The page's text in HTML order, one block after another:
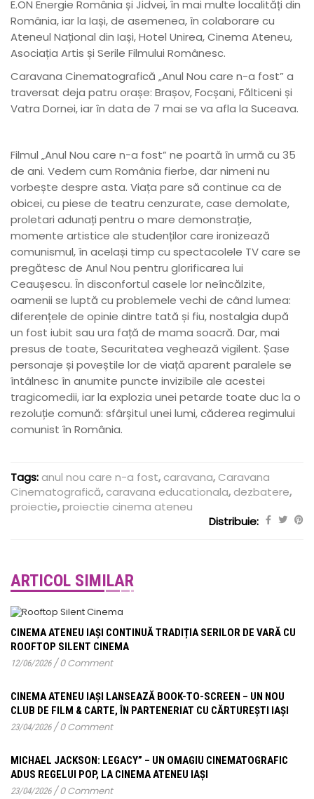
E.ON Energie România și Jidvei, în mai multe localități din
România, iar la Iași, de asemenea, în colaborare cu
Ateneul Național din Iași, Hotel Unirea, Cinema Ateneu,
Asociația Artis și Serile Filmului Românesc.
Caravana Cinematografică „Anul Nou care n-a fost” a
traversat deja patru orașe: Brașov, Focșani, Fălticeni și
Vatra Dornei, iar în data de 7 mai se va afla la Suceava.
Filmul „Anul Nou care n-a fost” ne poartă în urmă cu 35
de ani. Vedem cum România fierbe, dar nimeni nu
vorbește despre asta. Viața pare să continue ca de
obicei, cu piese de teatru cenzurate, case demolate,
proletari adunați pentru o mare demonstrație,
momente artistice ale studenților care ironizează
comunismul, în același timp cu spectacolele TV care se
pregătesc de Anul Nou pentru glorificarea lui
Ceaușescu. În disconfortul casele lor neîncălzite,
oamenii se luptă cu problemele vechi de când lumea:
diferențele de opinie dintre tată și fiu, nostalgia după
un fost iubit sau ura față de mama soacră. Dar, mai
presus de toate, Securitatea veghează vigilent. Șase
personaje și poveștile lor de viață aparent paralele se
întâlnesc în anumite puncte invizibile ale acestei
tragicomedii, iar la explozia unei petarde toate duc la o
rezoluție comună: sfârșitul unei lumi, căderea regimului
comunist în România.
Tags: anul nou care n-a fost, caravana, Caravana
Cinematografică, caravana educationala, dezbatere,
proiectie,proiectie cinema ateneu
Distribuie:
ARTICOL SIMILAR
CINEMA ATENEU IAȘI CONTINUĂ TRADIȚIA SERILOR DE VARĂ CU
ROOFTOP SILENT CINEMA
12/06/2026 / 0 Comment
CINEMA ATENEU IAȘI LANSEAZĂ BOOK-TO-SCREEN – UN NOU
CLUB DE FILM & CARTE, ÎN PARTENERIAT CU CĂRTUREȘTI IAȘI
23/04/2026 / 0 Comment
MICHAEL JACKSON: LEGACY” – UN OMAGIU CINEMATOGRAFIC
ADUS REGELUI POP, LA CINEMA ATENEU IAȘI
23/04/2026 / 0 Comment